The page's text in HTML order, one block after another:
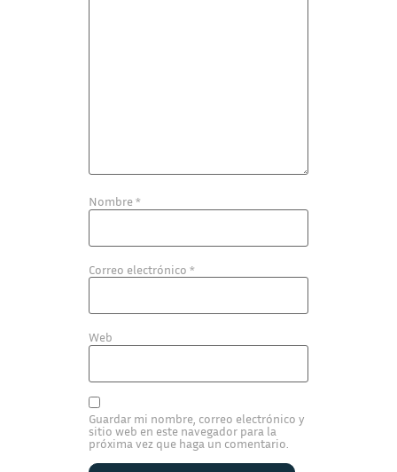
Nombre*
Correo electrónico *
Web
Guardar mi nombre, correo electrónico y
sitio web en este navegador para la
próxima vez que haga un comentario.